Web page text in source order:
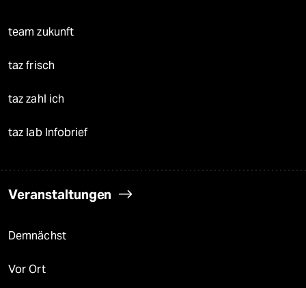
team zukunft
taz frisch
taz zahl ich
taz lab Infobrief
Veranstaltungen
Demnächst
Vor Ort